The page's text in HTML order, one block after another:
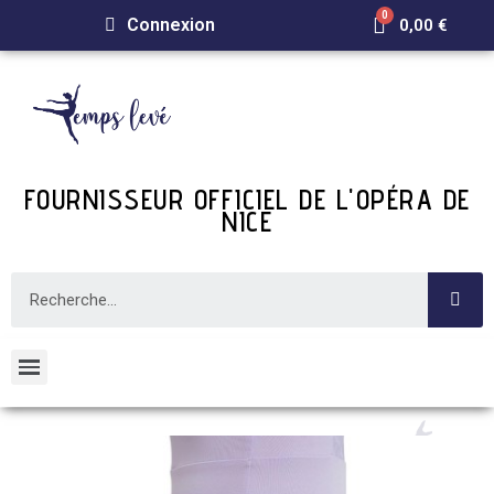
Connexion 0,00 €
FOURNISSEUR OFFICIEL DE L'OPÉRA DE
NICE